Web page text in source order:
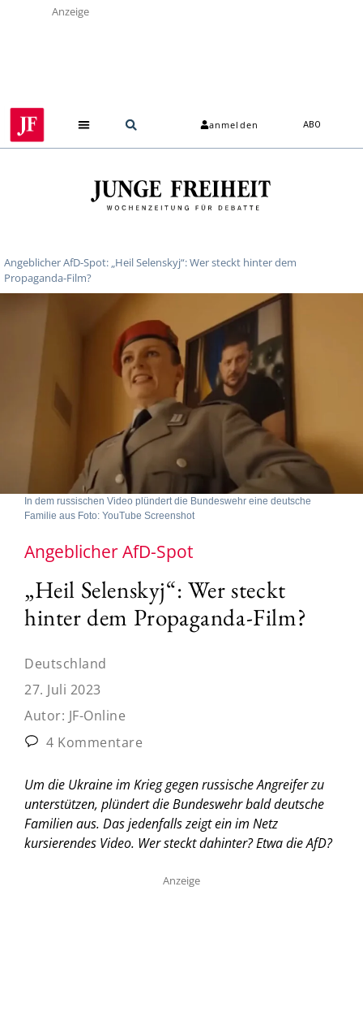
Anzeige
anmelden ABO
Angeblicher AfD-Spot: „Heil Selenskyj“: Wer steckt hinter dem
Propaganda-Film?
In dem russischen Video plündert die Bundeswehr eine deutsche
Familie aus Foto: YouTube Screenshot
Angeblicher AfD-Spot
„Heil Selenskyj“: Wer steckt
hinter dem Propaganda-Film?
Deutschland
27. Juli 2023
Autor: JF-Online
4 Kommentare
Um die Ukraine im Krieg gegen russische Angreifer zu
unterstützen, plündert die Bundeswehr bald deutsche
Familien aus. Das jedenfalls zeigt ein im Netz
kursierendes Video. Wer steckt dahinter? Etwa die AfD?
Anzeige